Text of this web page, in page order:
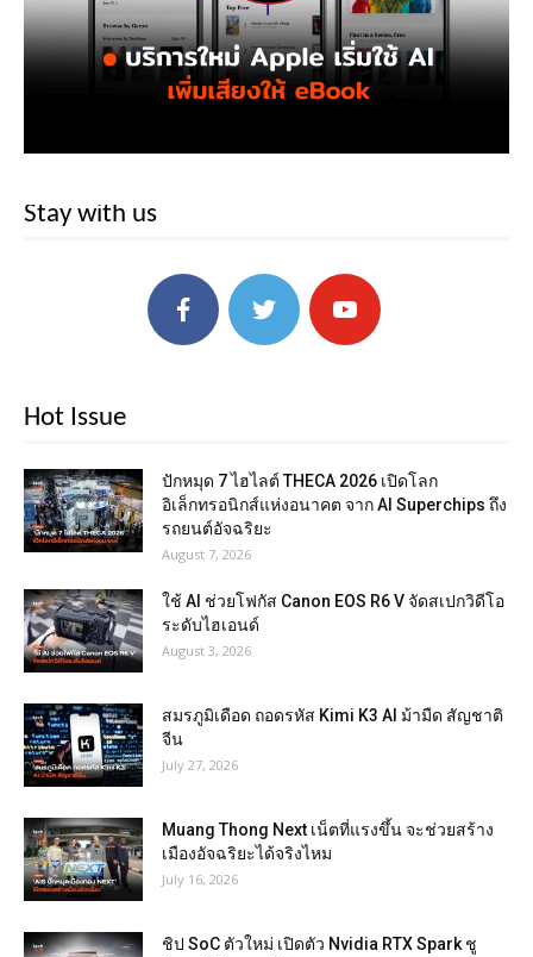
Stay with us
Hot Issue
ปักหมุด 7 ไฮไลต์ THECA 2026 เปิดโลก
อิเล็กทรอนิกส์แห่งอนาคต จาก AI Superchips ถึง
รถยนต์อัจฉริยะ
August 7, 2026
ใช้ AI ช่วยโฟกัส Canon EOS R6 V จัดสเปกวิดีโอ
ระดับไฮเอนด์
August 3, 2026
สมรภูมิเดือด ถอดรหัส Kimi K3 AI ม้ามืด สัญชาติ
จีน
July 27, 2026
Muang Thong Next เน็ตที่แรงขึ้น จะช่วยสร้าง
เมืองอัจฉริยะได้จริงไหม
July 16, 2026
ชิป SoC ตัวใหม่ เปิดตัว Nvidia RTX Spark ชู